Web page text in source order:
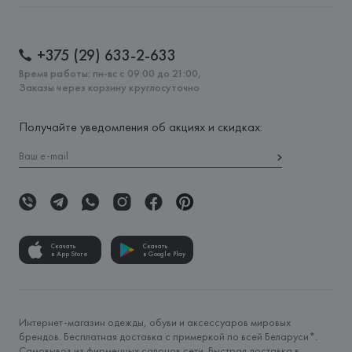
+375 (29) 633-2-633
Время работы: пн-вс с 09:00 до 21:00,
Заказы через корзину круглосуточно
Получайте уведомления об акциях и скидках:
Скачать
в App Store
Скачать
в Google Play
Интернет-магазин одежды, обуви и аксессуаров мировых
брендов. Бесплатная доставка с примеркой по всей Беларуси*.